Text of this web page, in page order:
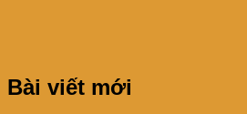
Bài viết mới